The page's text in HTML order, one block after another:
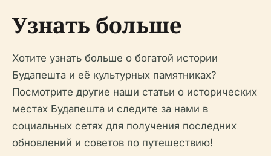
Узнать больше
Хотите узнать больше о богатой истории
Будапешта и её культурных памятниках?
Посмотрите другие наши статьи о исторических
местах Будапешта и следите за нами в
социальных сетях для получения последних
обновлений и советов по путешествию!